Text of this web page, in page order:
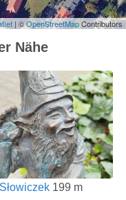
| ©OpenStreetMapContributors
Nähe
Słowiczek199 m